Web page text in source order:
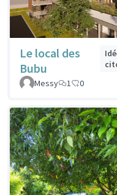
Le local des
Bubu
Messy
1 0